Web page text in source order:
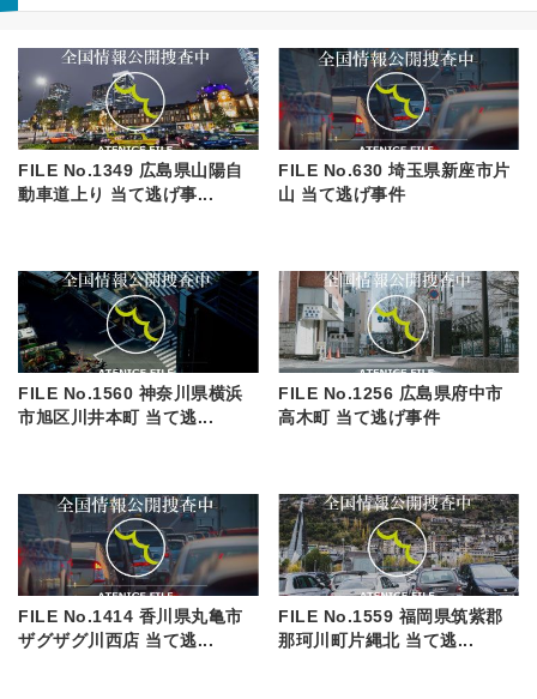
FILE No.1349 広島県山陽自
動車道上り 当て逃げ事...
FILE No.630 埼玉県新座市片
山 当て逃げ事件
FILE No.1560 神奈川県横浜
市旭区川井本町 当て逃...
FILE No.1256 広島県府中市
高木町 当て逃げ事件
FILE No.1414 香川県丸亀市
ザグザグ川西店 当て逃...
FILE No.1559 福岡県筑紫郡
那珂川町片縄北 当て逃...